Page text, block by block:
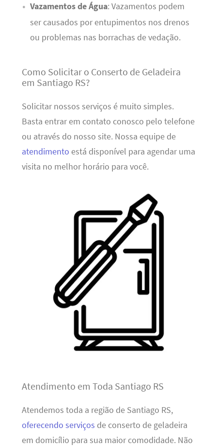
Vazamentos de Água: Vazamentos podem
ser causados por entupimentos nos drenos
ou problemas nas borrachas de vedação.
Como Solicitar o Conserto de Geladeira
em Santiago RS?
Solicitar nossos serviços é muito simples.
Basta entrar em contato conosco pelo telefone
ou através do nosso site. Nossa equipe de
atendimento está disponível para agendar uma
visita no melhor horário para você.
Atendimento em Toda Santiago RS
Atendemos toda a região de Santiago RS,
oferecendo serviços de conserto de geladeira
em domicílio para sua maior comodidade. Não